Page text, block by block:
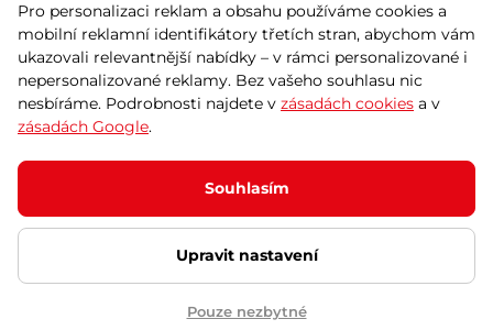
Půjčovna
obchodní podmínky
Kariéra
© 2026 SEVEN SPORT s.r.o Všechna práva vyhrazena
Podle zákona o evidenci tržeb je prodávající povinen vystavit
kupujícímu účtenku.
Zároveň je povinen zaevidovat přijatou tržbu u správce daně online; v
případě technického výpadku pak nejpozději do 48 hodin.
Ochrana osobních údajů Nastavení cookies Vnitřní oznamovací
systém Prohlášení přístupnosti
Pro personalizaci reklam a obsahu používáme cookies a
mobilní reklamní identifikátory třetích stran, abychom vám
ukazovali relevantnější nabídky – v rámci personalizované i
nepersonalizované reklamy. Bez vašeho souhlasu nic
nesbíráme. Podrobnosti najdete v zásadách cookies a v
zásadách Google.
Souhlasím
Upravit nastavení
Pouze nezbytné